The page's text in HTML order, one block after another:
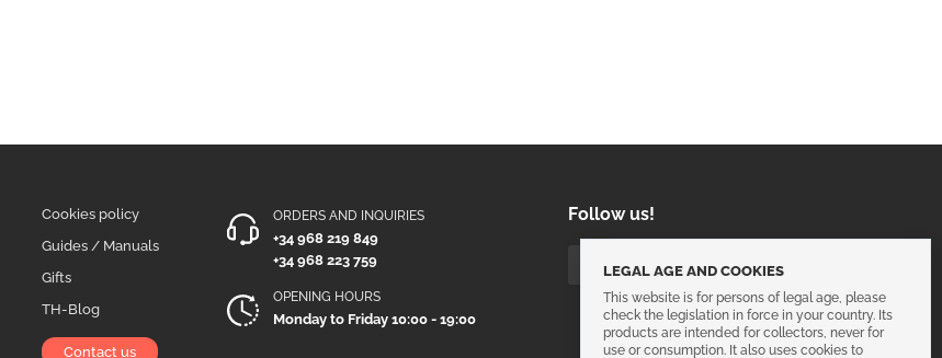
Cookies policy
Guides / Manuals
Gifts
TH-Blog
Contact us
ORDERS AND INQUIRIES
+34 968 219 849
+34 968 223 759
OPENING HOURS
Monday to Friday 10:00 - 19:00
Follow us!
LEGAL AGE AND COOKIES
This website is for persons of legal age, please
check the legislation in force in your country. Its
products are intended for collectors, never for
use or consumption. It also uses cookies to